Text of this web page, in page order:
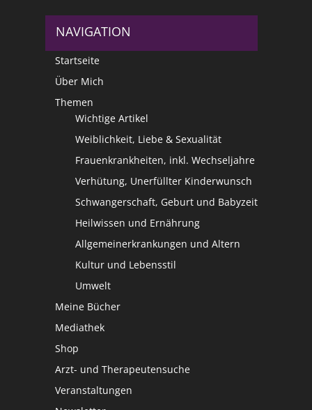
NAVIGATION
Startseite
Über Mich
Themen
Wichtige Artikel
Weiblichkeit, Liebe & Sexualität
Frauenkrankheiten, inkl. Wechseljahre
Verhütung, Unerfüllter Kinderwunsch
Schwangerschaft, Geburt und Babyzeit
Heilwissen und Ernährung
Allgemeinerkrankungen und Altern
Kultur und Lebensstil
Umwelt
Meine Bücher
Mediathek
Shop
Arzt- und Therapeutensuche
Veranstaltungen